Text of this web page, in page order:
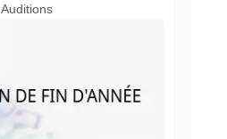
Auditions